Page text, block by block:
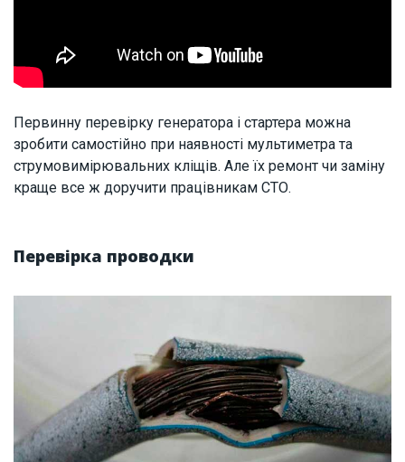
Первинну перевірку генератора і стартера можна
зробити самостійно при наявності мультиметра та
струмовимірювальних кліщів. Але їх ремонт чи заміну
краще все ж доручити працівникам СТО.
Перевірка проводки